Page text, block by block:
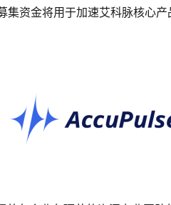
资金将用于加速艾科脉核心